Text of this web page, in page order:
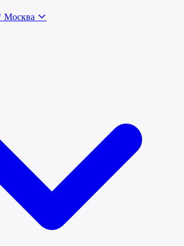
Москва